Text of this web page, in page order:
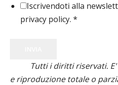
Iscrivendoti alla
privacy policy. *
Tutti i diritti riservati.
e riproduzione totale o